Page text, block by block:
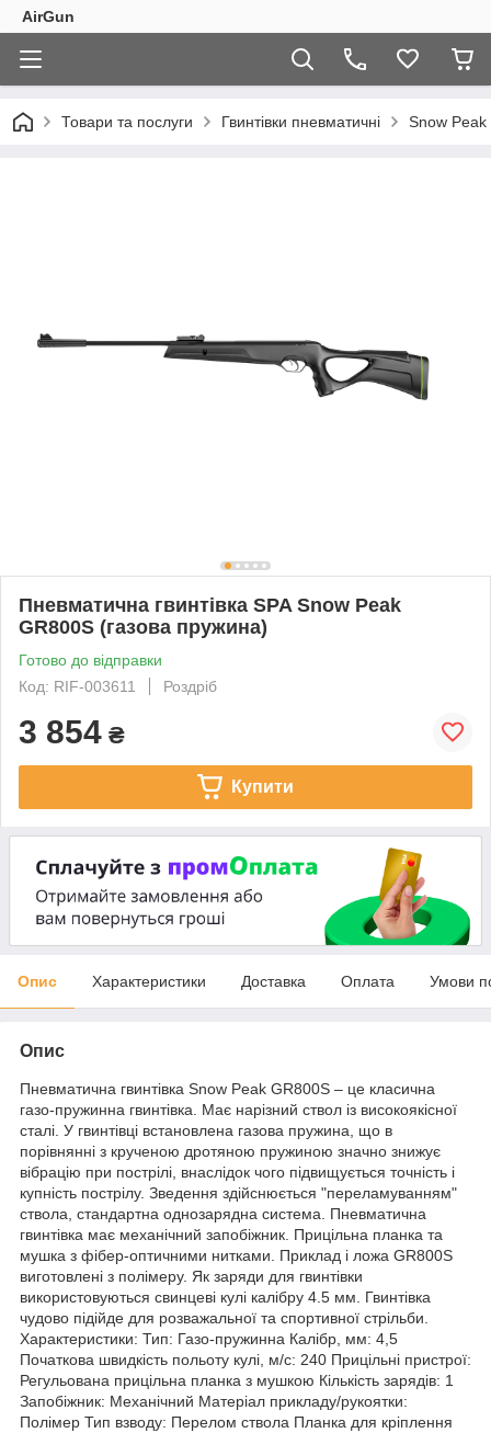
AirGun
Товари та послуги Гвинтівки пневматичні Snow Peak
Пневматична гвинтівка SPA Snow Peak
GR800S (газова пружина)
Готово до відправки
Код: RIF-003611
Роздріб
3 854 ₴
Купити
Опис Характеристики Доставка Оплата Умови
Опис
Пневматична гвинтівка Snow Peak GR800S – це класична
газо-пружинна гвинтівка. Має нарізний ствол із високоякісної
сталі. У гвинтівці встановлена газова пружина, що в
порівнянні з крученою дротяною пружиною значно знижує
вібрацію при пострілі, внаслідок чого підвищується точність і
купність пострілу. Зведення здійснюється "переламуванням"
ствола, стандартна однозарядна система. Пневматична
гвинтівка має механічний запобіжник. Прицільна планка та
мушка з фібер-оптичними нитками. Приклад і ложа GR800S
виготовлені з полімеру. Як заряди для гвинтівки
використовуються свинцеві кулі калібру 4.5 мм. Гвинтівка
чудово підійде для розважальної та спортивної стрільби.
Характеристики: Тип: Газо-пружинна Калібр, мм: 4,5
Початкова швидкість польоту кулі, м/с: 240 Прицільні пристрої:
Регульована прицільна планка з мушкою Кількість зарядів: 1
Запобіжник: Механічний Матеріал прикладу/рукоятки:
Полімер Тип взводу: Перелом ствола Планка для кріплення